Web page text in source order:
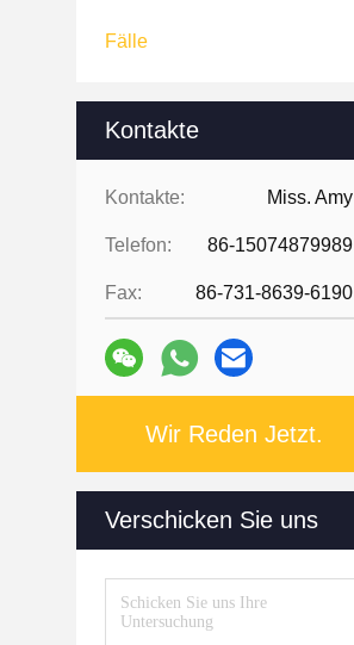
Fälle
Kontakte
Kontakte: Miss. Amy
Telefon: 86-15074879989
Fax: 86-731-8639-6190
Wir Reden Jetzt.
Verschicken Sie uns